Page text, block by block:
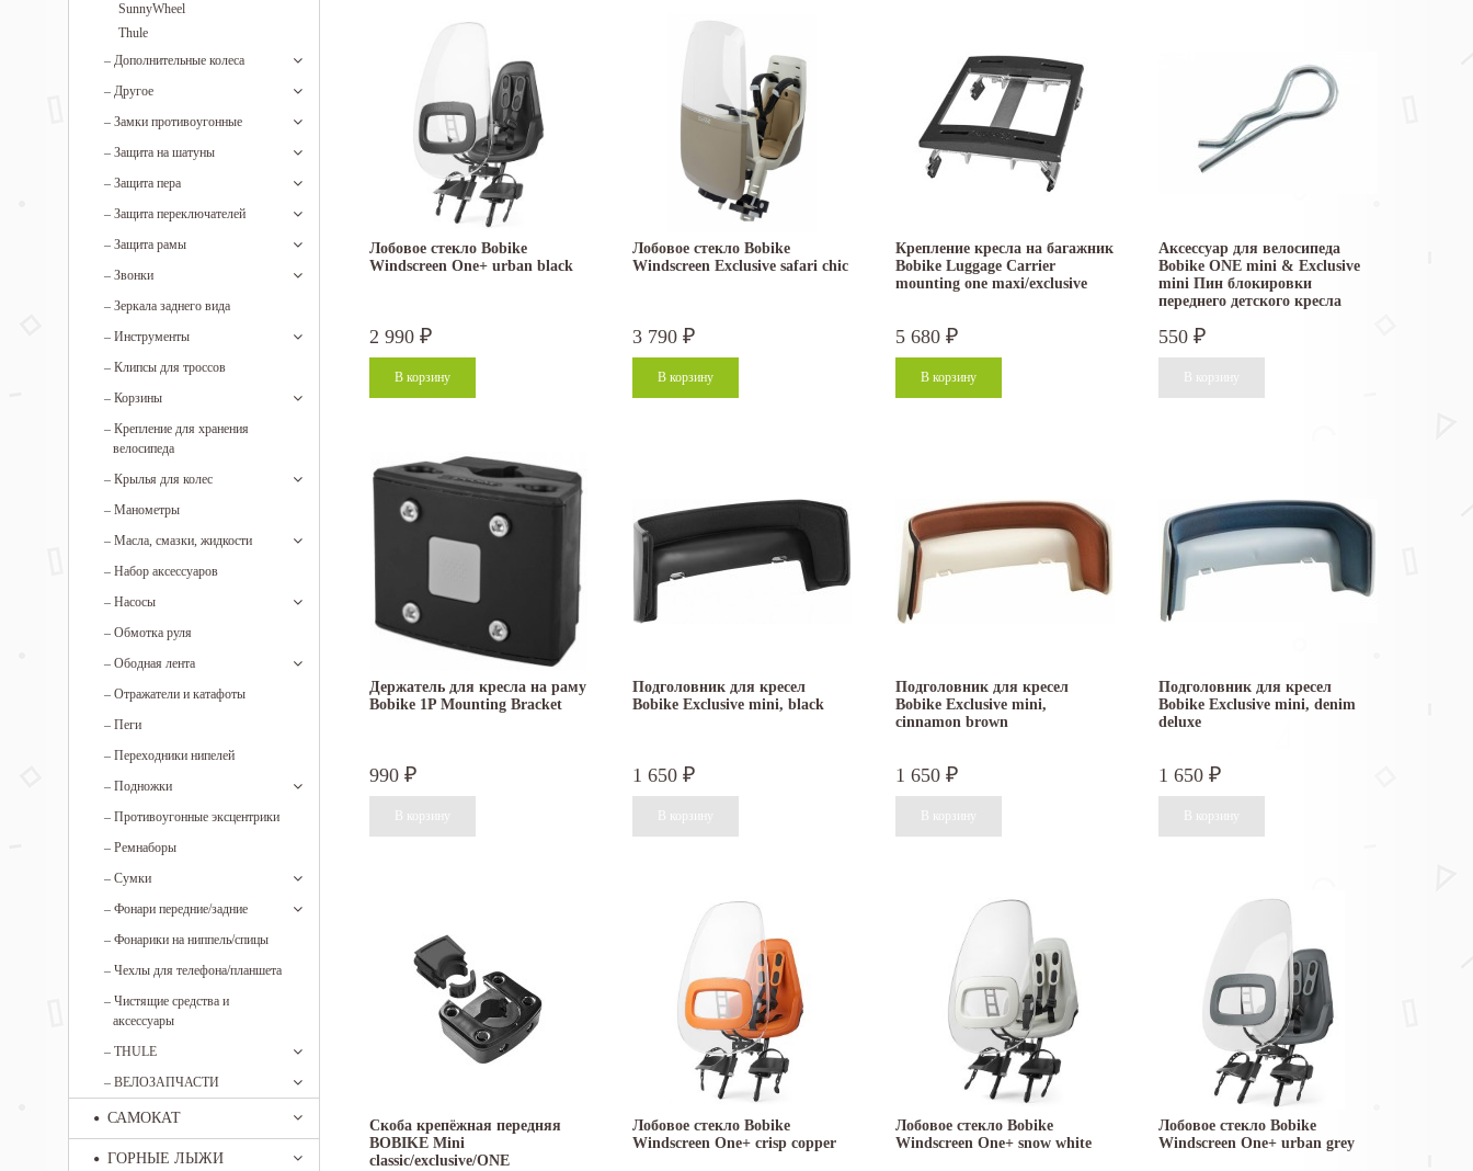
SunnyWheel
Thule
– Дополнительные колеса
– Другое
– Замки противоугонные
– Защита на шатуны
– Защита пера
– Защита переключателей
– Защита рамы
– Звонки
– Зеркала заднего вида
– Инструменты
– Клипсы для троссов
– Корзины
– Крепление для хранения
велосипеда
– Крылья для колес
– Манометры
– Масла, смазки, жидкости
– Набор аксессуаров
– Насосы
– Обмотка руля
– Ободная лента
– Отражатели и катафоты
– Пеги
– Переходники нипелей
– Подножки
– Противоугонные эксцентрики
– Ремнаборы
– Сумки
– Фонари передние/задние
– Фонарики на ниппель/спицы
– Чехлы для телефона/планшета
– Чистящие средства и
аксессуары
– THULE
– ВЕЛОЗАПЧАСТИ
САМОКАТ
ГОРНЫЕ ЛЫЖИ
Лобовое стекло Bobike
Windscreen One+ urban black
2 990 ₽
Лобовое стекло Bobike
Windscreen Exclusive safari chic
3 790 ₽
Крепление кресла на багажник
Bobike Luggage Carrier
mounting one maxi/exclusive
5 680 ₽
Аксессуар для велосипеда
Bobike ONE mini & Exclusive
mini Пин блокировки
переднего детского кресла
550 ₽
Держатель для кресла на раму
Bobike 1P Mounting Bracket
990 ₽
Подголовник для кресел
Bobike Exclusive mini, black
1 650 ₽
Подголовник для кресел
Bobike Exclusive mini,
cinnamon brown
1 650 ₽
Подголовник для кресел
Bobike Exclusive mini, denim
deluxe
1 650 ₽
Скоба крепёжная передняя
BOBIKE Mini
classic/exclusive/ONE
Лобовое стекло Bobike
Windscreen One+ crisp copper
Лобовое стекло Bobike
Windscreen One+ snow white
Лобовое стекло Bobike
Windscreen One+ urban grey